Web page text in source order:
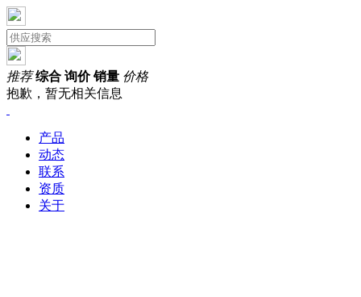
推荐 综合 询价 销量 价格
抱歉，暂无相关信息
产品
动态
联系
资质
关于